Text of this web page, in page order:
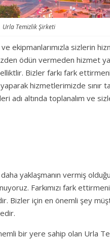
Urla Temizlik Şirketi
ekipmanlarımızla sizlerin
ödün vermeden hizmet
Bizler farkı fark
hizmetlerimizde sınır
adı altında toplanalım ve
yaklaşmanın vermiş
Farkımızı fark
Bizler için en önemli şey
bir yere sahip olan Urla